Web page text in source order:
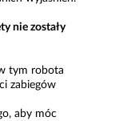
nie zostały
tym robota
zabiegów
aby móc